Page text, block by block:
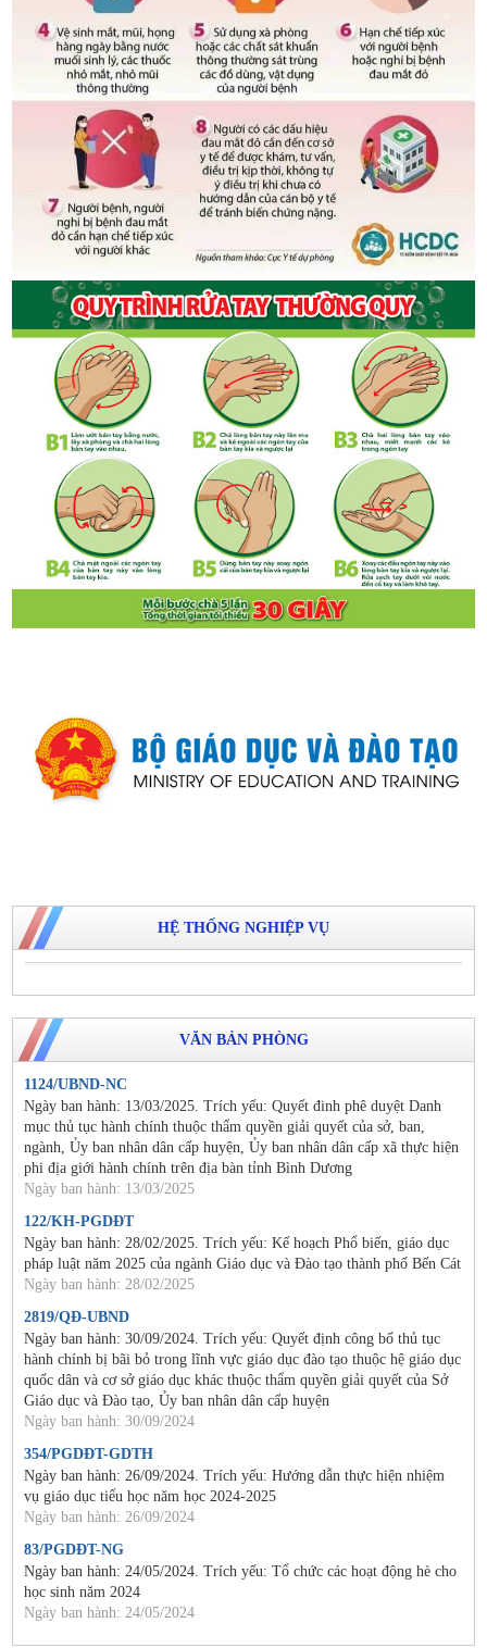
HỆ THỐNG NGHIỆP VỤ
VĂN BẢN PHÒNG
1124/UBND-NC
Ngày ban hành: 13/03/2025. Trích yếu: Quyết đinh phê duyệt Danh
mục thủ tục hành chính thuộc thẩm quyền giải quyết của sở, ban,
ngành, Ủy ban nhân dân cấp huyện, Ủy ban nhân dân cấp xã thực hiện
phi địa giới hành chính trên địa bàn tỉnh Bình Dương
Ngày ban hành: 13/03/2025
122/KH-PGDĐT
Ngày ban hành: 28/02/2025. Trích yếu: Kế hoạch Phổ biến, giáo dục
pháp luật năm 2025 của ngành Giáo dục và Đào tạo thành phố Bến Cát
Ngày ban hành: 28/02/2025
2819/QĐ-UBND
Ngày ban hành: 30/09/2024. Trích yếu: Quyết định công bố thủ tục
hành chính bị bãi bỏ trong lĩnh vực giáo dục đào tạo thuộc hệ giáo dục
quốc dân và cơ sở giáo dục khác thuộc thẩm quyền giải quyết của Sở
Giáo dục và Đào tạo, Ủy ban nhân dân cấp huyện
Ngày ban hành: 30/09/2024
354/PGDĐT-GDTH
Ngày ban hành: 26/09/2024. Trích yếu: Hướng dẫn thực hiện nhiệm
vụ giáo dục tiểu học năm học 2024-2025
Ngày ban hành: 26/09/2024
83/PGDĐT-NG
Ngày ban hành: 24/05/2024. Trích yếu: Tổ chức các hoạt động hè cho
học sinh năm 2024
Ngày ban hành: 24/05/2024